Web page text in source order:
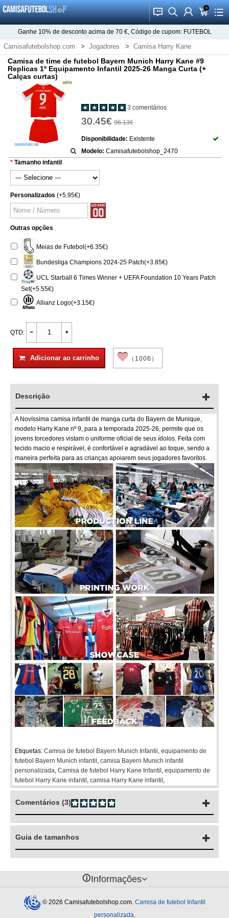
󰂱 󰂨 󰃳 0
󰃦 󰃖
Ganhe 10%de desconto acima de 70 €, Código de cupom: FUTEBOL
Camisafutebolshop.com Jogadores Camisa Harry Kane
Camisa de time de futebol Bayern Munich Harry Kane #9
Replicas 1º Equipamento Infantil 2025-26 Manga Curta (+
Calças curtas)
3 comentários
30.45€ 96.13€
Disponibilidade: Existente
Modelo: Camisafutebolshop_2470
Tamanho infantil
Personalizados (+5.95€)
Outras opções
Meias de Futebol(+6.35€)
Bundesliga Champions 2024-25 Patch(+3.85€)
UCL Starball 6 Times Winner + UEFA Foundation 10 Years Patch
Set(+5.55€)
Allianz Logo(+3.15€)
QTD:
Adicionar ao carrinho （1006）
Descrição
A Novíssima camisa infantil de manga curta do Bayern de Munique,
modelo Harry Kane nº 9, para a temporada 2025-26, permite que os
jovens torcedores vistam o uniforme oficial de seus ídolos. Feita com
tecido macio e respirável, é confortável e agradável ao toque, sendo a
maneira perfeita para as crianças apoiarem seus jogadores favoritos.
Etiquetas: Camisa de futebol Bayern Munich Infantil equipamento de
futebol Bayern Munich infantil camisa Bayern Munich infantil
personalizada Camisa de futebol Harry Kane Infantil equipamento de
futebol Harry Kane infantil camisa Harry Kane infantil
Comentários (3)
Guia de tamanhos
󰈢Informações
© 2026 Camisafutebolshop.com.Camisa de futebol Infantil
personalizada.